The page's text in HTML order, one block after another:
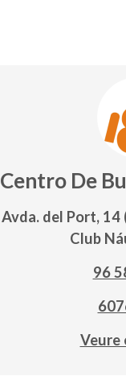
Centro De
Avda. del Port, 14
Club
96
Veure